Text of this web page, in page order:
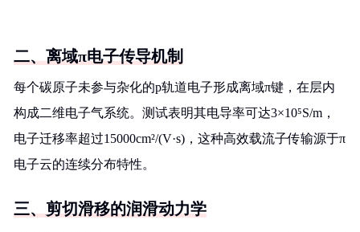
二、离域π电子传导机制
每个碳原子未参与杂化的p轨道电子形成离域π键，在层内
构成二维电子气系统。测试表明其电导率可达3×10⁵S/m，
电子迁移率超过15000cm²/(V·s)，这种高效载流子传输源于π
电子云的连续分布特性。
三、剪切滑移的润滑动力学